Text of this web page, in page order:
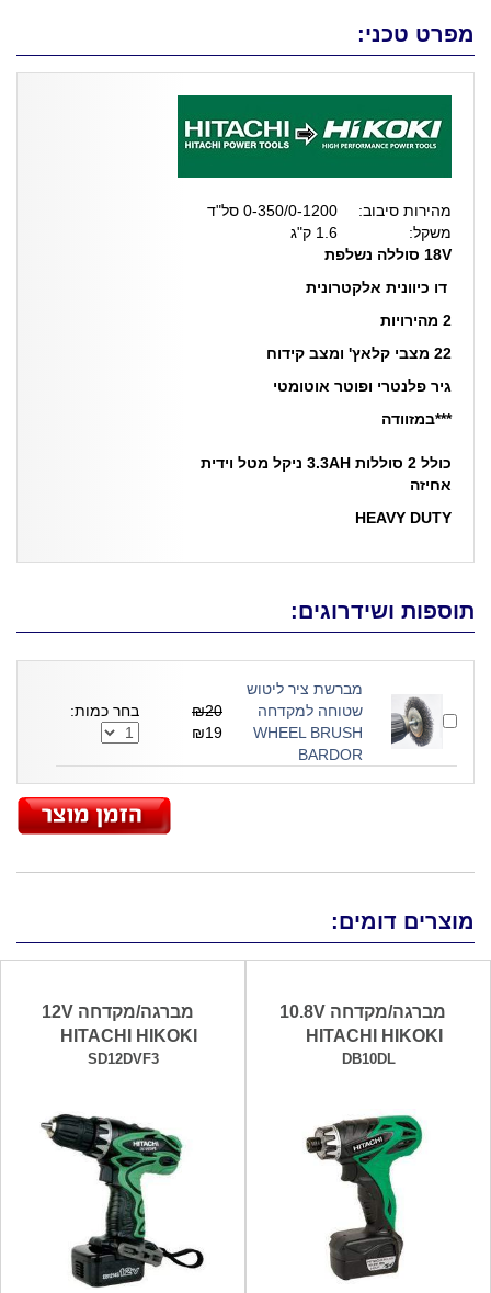
מפרט טכני:
מהירות סיבוב:
0-350/0-1200 סל"ד
משקל:
1.6 ק"ג
18V סוללה נשלפת
דו כיוונית אלקטרונית
2 מהירויות
22 מצבי קלאץ' ומצב קידוח
גיר פלנטרי ופוטר אוטומטי
***במזוודה
כולל 2 סוללות 3.3AH ניקל מטל וידית
אחיזה
HEAVY DUTY
תוספות ושידרוגים:
מברשת ציר ליטוש
שטוחה למקדחה
WHEEL BRUSH
BARDOR
₪20
בחר כמות:
מוצרים דומים:
מברגה/מקדחה 10.8V
HITACHI HIKOKI
DB10DL
מברגה/מקדחה 12V
HITACHI HIKOKI
SD12DVF3